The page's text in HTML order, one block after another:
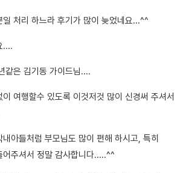
일 처리 하느라 후기가 많이 늦었네요...^^
....
같은 김기동 가이드님....
여행할수 있도록 이것저것 많이 신경써 주셔서
아들처럼 부모님도 많이 편해 하시고, 특히
어주셔서 정말 감사합니다.....^^